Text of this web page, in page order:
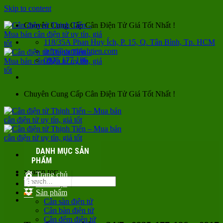
Skip to content
Chuyên Cung Cấp Cân Điện Tử Giá Tốt Nhất !
118/35A Phan Huy Ích, P. 15, Q. Tân Bình, Tp. HCM
info@canthinhtien.com
0935 177 186
Chuyên Cung Cấp Cân Điện Tử Giá Tốt Nhất !
Search for:
DANH MỤC SẢN
PHẨM
Trang chủ
Giới thiệu
Sản phẩm
Cân sàn điện tử
Cân bàn điện tử
Cân đếm điện tử